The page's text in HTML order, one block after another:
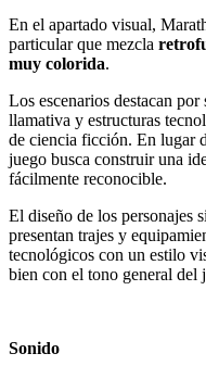
En el apartado visual,
particular que mezcla
muy colorida.
Los escenarios destacan
llamativa y estructuras
de ciencia ficción. En lugar
juego busca construir una
fácilmente reconocible.
El diseño de los personajes
presentan trajes y
tecnológicos con un estilo
bien con el tono general del
Sonido